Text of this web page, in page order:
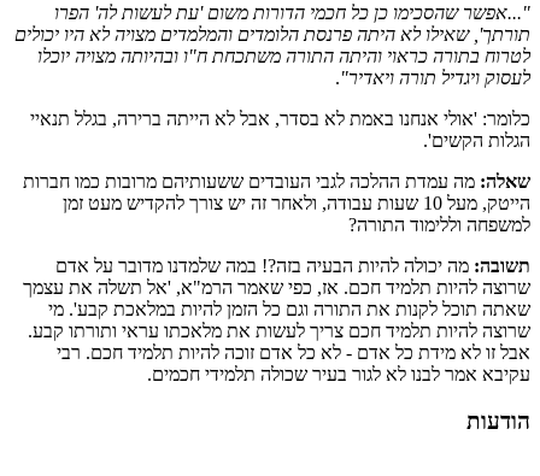
"...אפשר שהסכימו כן כל חכמי הדורות משום 'עת לעשות לה' הפרו
תורתך', שאילו לא היתה פרנסת הלומדים והמלמדים מצויה לא היו יכולים
לטרוח בתורה כראוי והיתה התורה משתכחת ח"ו ובהיותה מצויה יוכלו
לעסוק ויגדיל תורה ויאדיר".
כלומר: 'אולי אנחנו באמת לא בסדר, אבל לא הייתה ברירה, בגלל תנאיי
הגלות הקשים'.
שאלה: מה עמדת ההלכה לגבי העובדים ששעותיהם מרובות כמו חברות
הייטק, מעל 10 שעות עבודה, ולאחר זה יש צורך להקדיש מעט זמן
למשפחה וללימוד התורה?
תשובה: מה יכולה להיות הבעיה בזה?! במה שלמדנו מדובר על אדם
שרוצה להיות תלמיד חכם. אז, כפי שאמר הרמ"א, 'אל תשלה את עצמך
שאתה תוכל לקנות את התורה וגם כל הזמן להיות במלאכת קבע'. מי
שרוצה להיות תלמיד חכם צריך לעשות את מלאכתו עראי ותורתו קבע.
אבל זו לא מידת כל אדם - לא כל אדם זוכה להיות תלמיד חכם. רבי
עקיבא אמר לבנו לא לגור בעיר שכולה תלמידי חכמים.
הודעות